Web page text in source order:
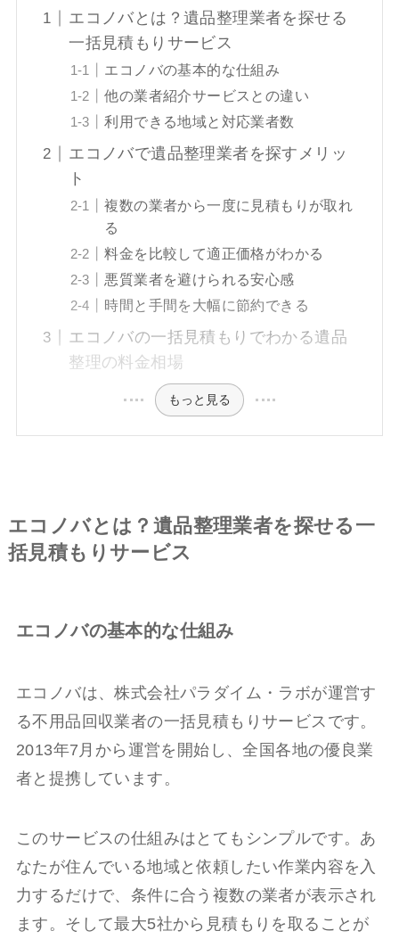
エコノバとは？遺品整理業者を探せる
一括見積もりサービス
エコノバの基本的な仕組み
他の業者紹介サービスとの違い
利用できる地域と対応業者数
エコノバで遺品整理業者を探すメリッ
ト
複数の業者から一度に見積もりが取れ
る
料金を比較して適正価格がわかる
悪質業者を避けられる安心感
時間と手間を大幅に節約できる
エコノバの一括見積もりでわかる遺品
整理の料金相場
もっと見る
エコノバとは？遺品整理業者を探せる一
括見積もりサービス
エコノバの基本的な仕組み
エコノバは、株式会社パラダイム・ラボが運営す
る不用品回収業者の一括見積もりサービスです。
2013年7月から運営を開始し、全国各地の優良業
者と提携しています。
このサービスの仕組みはとてもシンプルです。あ
なたが住んでいる地域と依頼したい作業内容を入
力するだけで、条件に合う複数の業者が表示され
ます。そして最大5社から見積もりを取ることが